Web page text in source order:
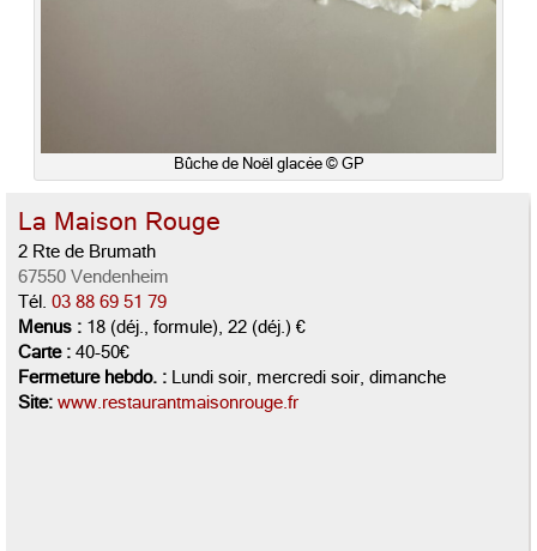
Bûche de Noël glacée © GP
La Maison Rouge
2 Rte de Brumath
67550 Vendenheim
Tél. 03 88 69 51 79
Menus : 18 (déj., formule), 22 (déj.) €
Carte : 40-50€
Fermeture hebdo. : Lundi soir, mercredi soir, dimanche
Site: www.restaurantmaisonrouge.fr